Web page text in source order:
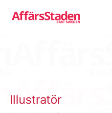
Illustratör